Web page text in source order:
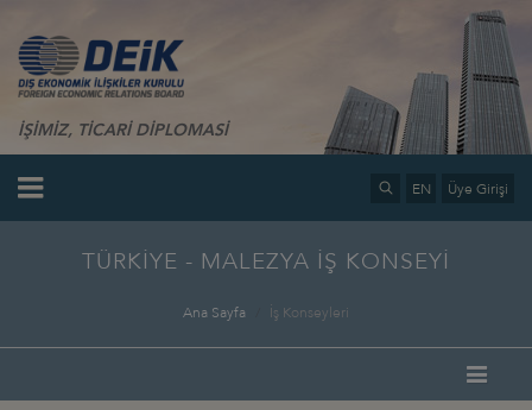
İŞİMİZ, TİCARİ DİPLOMASİ
EN Üye Girişi
TÜRKİYE - MALEZYA İŞ KONSEYİ
Ana Sayfa İş Konseyleri